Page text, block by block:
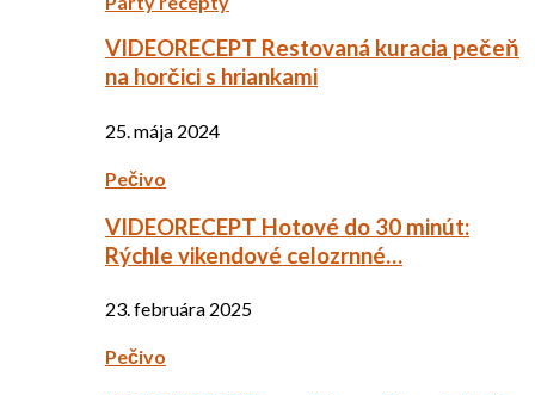
VIDEORECEPT Restovaná kuracia pečeň
na horčici s hriankami
25. mája 2024
Pečivo
VIDEORECEPT Hotové do 30 minút:
Rýchle vikendové celozrnné…
23. februára 2025
Pečivo